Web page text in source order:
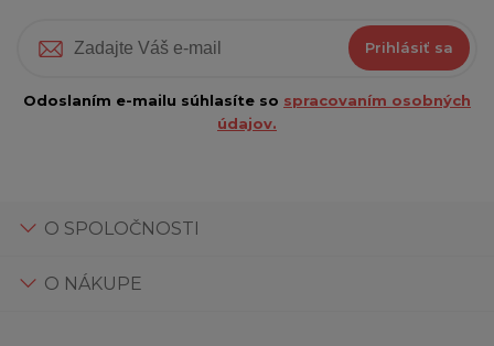
Prihlásiť sa
Odoslaním e-mailu súhlasíte so spracovaním osobných
údajov.
O SPOLOČNOSTI
O NÁKUPE